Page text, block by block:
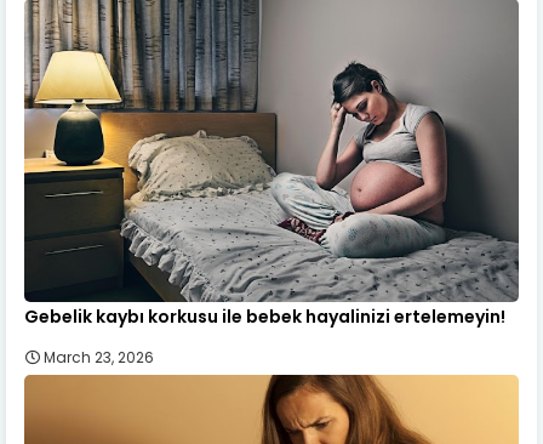
Gebelik kaybı korkusu ile bebek hayalinizi ertelemeyin!
March 23, 2026